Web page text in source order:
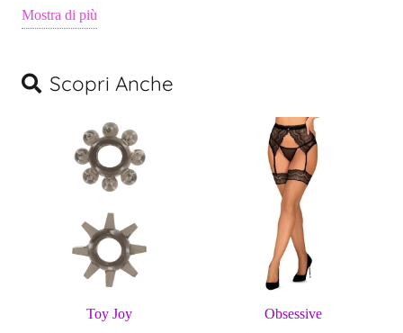
commentato che lo spazio aggiuntivo per l’espansione della
lunghezza non è richiesto poiché non sono cresciuti oltre la
lunghezza di X30 o Hercules.
La scienza: per ottenere la massima pressione idraulica, è
importante che venga utilizzata la pompa di dimensioni
corrette. Consigliamo sempre ai nostri clienti di acquistare una
pompa più piccola (a condizione che il tuo pene si adatti
comodamente al suo interno) poiché ciò si tradurrà in una
pressione idraulica ottimale attorno al pene. L’uso di una
Mostra di più
Scopri Anche
Toy Joy Obsessive